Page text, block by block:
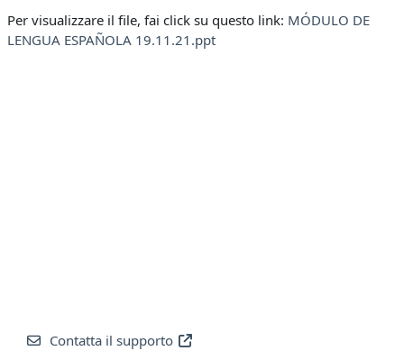
Per visualizzare il file, fai click su questo link: MÓDULO DE
LENGUA ESPAÑOLA 19.11.21.ppt
Contatta il supporto